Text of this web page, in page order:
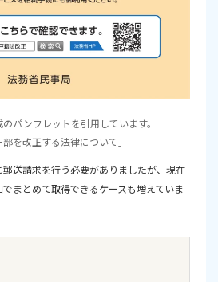
パンフレットを引用しています。
を改正する法律について」
送請求を行う必要がありましたが、現在
まとめて取得できるケースも増えていま